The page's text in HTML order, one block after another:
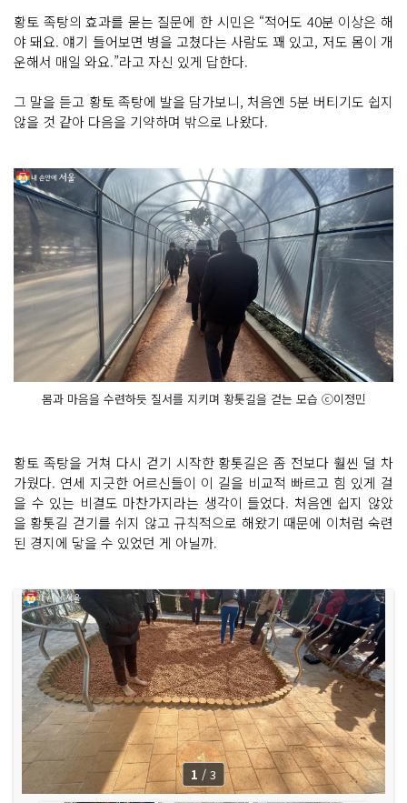
황토 족탕의 효과를 묻는 질문에 한 시민은 “적어도 40분 이상은 해
야 돼요. 얘기 들어보면 병을 고쳤다는 사람도 꽤 있고, 저도 몸이 개
운해서 매일 와요.”라고 자신 있게 답한다.
그 말을 듣고 황토 족탕에 발을 담가보니, 처음엔 5분 버티기도 쉽지
않을 것 같아 다음을 기약하며 밖으로 나왔다.
몸과 마음을 수련하듯 질서를 지키며 황톳길을 걷는 모습 ⓒ이정민
황토 족탕을 거쳐 다시 걷기 시작한 황톳길은 좀 전보다 훨씬 덜 차
가웠다. 연세 지긋한 어르신들이 이 길을 비교적 빠르고 힘 있게 걸
을 수 있는 비결도 마찬가지라는 생각이 들었다. 처음엔 쉽지 않았
을 황톳길 걷기를 쉬지 않고 규칙적으로 해왔기 때문에 이처럼 숙련
된 경지에 닿을 수 있었던 게 아닐까.
1 / 3